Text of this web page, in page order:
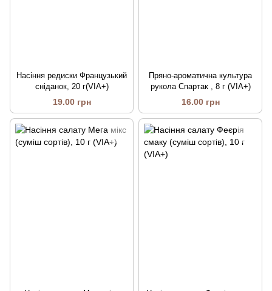
Насіння редиски Французький
сніданок, 20 г(VIA+)
19.00 грн
Пряно-ароматична культура
рукола Спартак , 8 г (VIA+)
16.00 грн